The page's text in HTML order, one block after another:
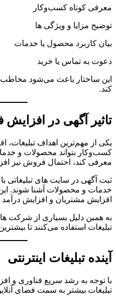
معرفی کوتاه کسب‌وکار
توضیح مزایا و ویژگی ها
بیان کاربرد محصول یا خدمات
دعوت به تماس یا خرید
این ساختار باعث می‌شود مخاطب
کند.
تاثیر آگهی در
یکی از مهم‌ترین اهداف
کسب‌وکار بتواند محصولات و
معرفی کند، احتمال فروش نیز
ثبت آگهی در سایت های تبلیغاتی
خدمات و محصولات آشنا شوند.
افزایش مشتریان و افزایش
به همین دلیل بسیاری از شرکت
تبلیغات استفاده می‌کنند تا
آینده تبلیغات اینترنتی
با توجه به رشد سریع فناوری و
تبلیغات بیشتر به سمت فضای